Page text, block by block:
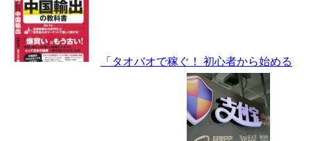
「タオバオで稼ぐ！ 初心者から始める